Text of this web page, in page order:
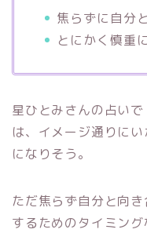
焦らずに自分
とにかく慎重に
星ひとみさんの占い
は、イメージ通りに
になりそう。
ただ焦らず自分と向
するためのタイミン